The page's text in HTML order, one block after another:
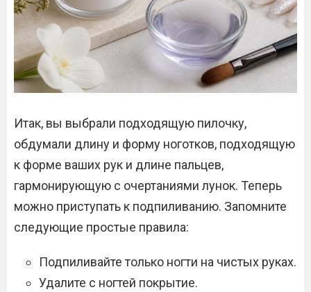
Итак, вы выбрали подходящую пилочку,
обдумали длину и форму ноготков, подходящую
к форме ваших рук и длине пальцев,
гармонирующую с очертаниями лунок. Теперь
можно приступать к подпиливанию. Запомните
следующие простые правила:
Подпиливайте только ногти на чистых руках.
Удалите с ногтей покрытие.